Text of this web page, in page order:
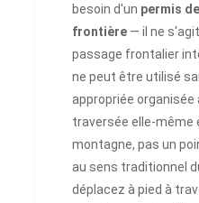
besoin d'un permis
frontière — il ne
passage frontalier
ne peut être utilisé
appropriée organisée
traversée elle-même
montagne, pas un
au sens traditionnel
déplacez à pied à